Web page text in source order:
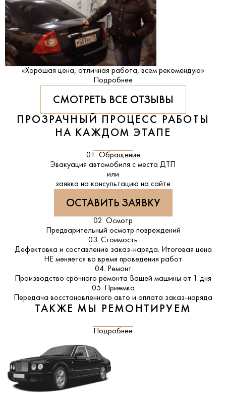
«Хорошая цена, отличная работа, всем рекомендую»
Подробнее
СМОТРЕТЬ ВСЕ ОТЗЫВЫ
ПРОЗРАЧНЫЙ ПРОЦЕСС РАБОТЫ
НА КАЖДОМ ЭТАПЕ
01. Обращение
Эвакуация автомобиля с места ДТП
или
заявка на консультацию на сайте
ОСТАВИТЬ ЗАЯВКУ
02. Осмотр
Предварительный осмотр повреждений
03. Стоимость
Дефектовка и составление заказ-наряда. Итоговая цена
НЕ меняется во время проведения работ
04. Ремонт
Производство срочного ремонта Вашей машины от 1 дня
05. Приемка
Передача восстановленного авто и оплата заказ-наряда
ТАКЖЕ МЫ РЕМОНТИРУЕМ
Подробнее